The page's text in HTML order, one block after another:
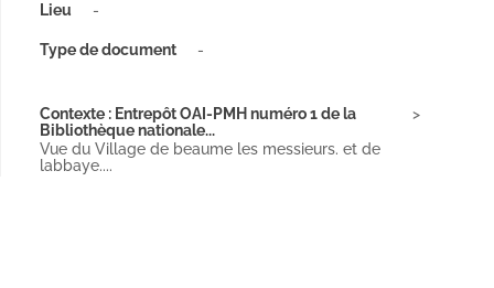
Lieu -
Type de document -
Contexte : Entrepôt OAI-PMH numéro 1 de la
Bibliothèque nationale...
Vue du Village de beaume les messieurs. et de
labbaye....